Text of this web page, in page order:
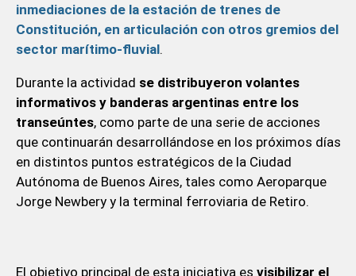
inmediaciones de la estación de trenes de
Constitución, en articulación con otros gremios del
sector marítimo-fluvial.
Durante la actividad se distribuyeron volantes
informativos y banderas argentinas entre los
transeúntes, como parte de una serie de acciones
que continuarán desarrollándose en los próximos días
en distintos puntos estratégicos de la Ciudad
Autónoma de Buenos Aires, tales como Aeroparque
Jorge Newbery y la terminal ferroviaria de Retiro.
El objetivo principal de esta iniciativa es visibilizar el